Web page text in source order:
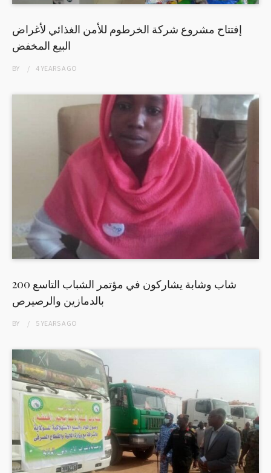
إفتتاح مشروع شركة الخرطوم للأمن الغذائي لأغراض
البيع المخفض
BY 4 YEARSAGO
200 شاب وشابة يشاركون في مؤتمر الشباب التاسع
بالدمازين والرصيرص
BY 5 YEARSAGO